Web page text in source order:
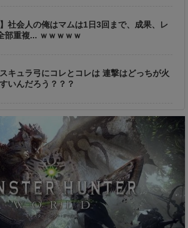
】社会人の俺はマムは1日3回まで、成果、レ
部重複... ｗｗｗｗｗ
スキュラ弓にコレとコレは 連撃はどっちが火
いんだろう？？？